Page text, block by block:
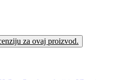
za ovaj proizvod.